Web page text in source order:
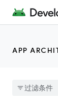
APP